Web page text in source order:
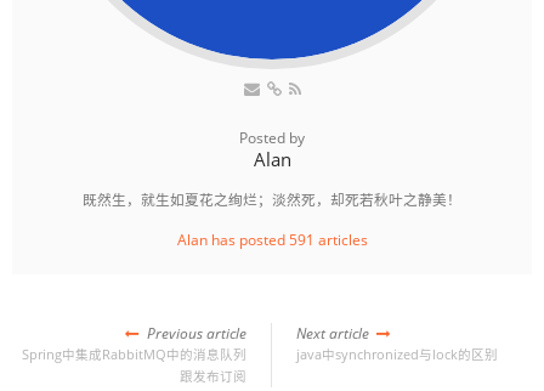
Posted by
Alan
既然生，就生如夏花之绚烂；淡然死，却死若秋叶之静美！
Alan has posted 591 articles
Previous article
Spring中集成RabbitMQ中的消息队列
跟发布订阅
Next article
java中synchronized与lock的区别